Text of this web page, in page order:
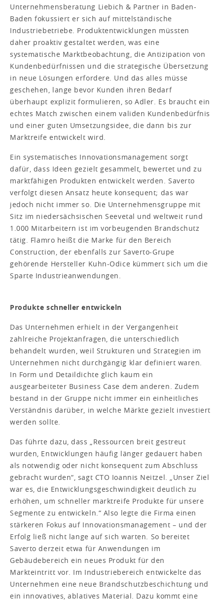
Unternehmensberatung Liebich & Partner in Baden-
Baden fokussiert er sich auf mittelständische
Industriebetriebe. Produktentwicklungen müssten
daher proaktiv gestaltet werden, was eine
systematische Marktbeobachtung, die Antizipation von
Kundenbedürfnissen und die strategische Übersetzung
in neue Lösungen erfordere. Und das alles müsse
geschehen, lange bevor Kunden ihren Bedarf
überhaupt explizit formulieren, so Adler. Es braucht ein
echtes Match zwischen einem validen Kundenbedürfnis
und einer guten Umsetzungsidee, die dann bis zur
Marktreife entwickelt wird.
Ein systematisches Innovationsmanagement sorgt
dafür, dass Ideen gezielt gesammelt, bewertet und zu
marktfähigen Produkten entwickelt werden. Saverto
verfolgt diesen Ansatz heute konsequent; das war
jedoch nicht immer so. Die Unternehmensgruppe mit
Sitz im niedersächsischen Seevetal und weltweit rund
1.000 Mitarbeitern ist im vorbeugenden Brandschutz
tätig. Flamro heißt die Marke für den Bereich
Construction, der ebenfalls zur Saverto-Grupe
gehörende Hersteller Kuhn-Odice kümmert sich um die
Sparte Industrieanwendungen.
Produkte schneller entwickeln
Das Unternehmen erhielt in der Vergangenheit
zahlreiche Projektanfragen, die unterschiedlich
behandelt wurden, weil Strukturen und Strategien im
Unternehmen nicht durchgängig klar definiert waren.
In Form und Detaildichte glich kaum ein
ausgearbeiteter Business Case dem anderen. Zudem
bestand in der Gruppe nicht immer ein einheitliches
Verständnis darüber, in welche Märkte gezielt investiert
werden sollte.
Das führte dazu, dass „Ressourcen breit gestreut
wurden, Entwicklungen häufig länger gedauert haben
als notwendig oder nicht konsequent zum Abschluss
gebracht wurden“, sagt CTO Ioannis Neitzel. „Unser Ziel
war es, die Entwicklungsgeschwindigkeit deutlich zu
erhöhen, um schneller marktreife Produkte für unsere
Segmente zu entwickeln.“ Also legte die Firma einen
stärkeren Fokus auf Innovationsmanagement – und der
Erfolg ließ nicht lange auf sich warten. So bereitet
Saverto derzeit etwa für Anwendungen im
Gebäudebereich ein neues Produkt für den
Markteintritt vor. Im Industriebereich entwickelte das
Unternehmen eine neue Brandschutzbeschichtung und
ein innovatives, ablatives Material. Dazu kommt eine